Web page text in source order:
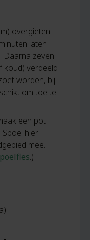
overgieten
laten
zeven.
koud) verdeeld
worden, bij
om toe te
een pot
hier
mee.
.)